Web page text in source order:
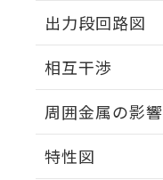
出力段回路図
相互干渉
周囲金属の影響
特性図